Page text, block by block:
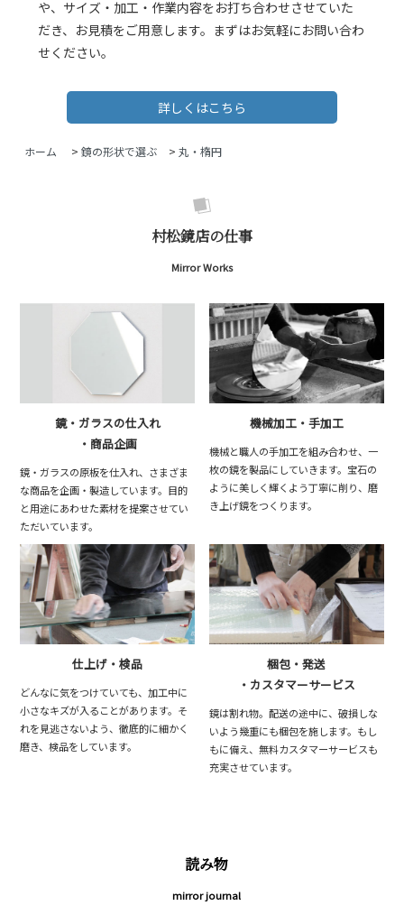
や、サイズ・加工・作業内容をお打ち合わせさせていた
だき、お見積をご用意します。まずはお気軽にお問い合わ
せください。
詳しくはこちら
ホーム >鏡の形状で選ぶ >丸・楕円
村松鏡店の仕事
Mirror Works
鏡・ガラスの仕入れ
・商品企画
鏡・ガラスの原板を仕入れ、さまざま
な商品を企画・製造しています。目的
と用途にあわせた素材を提案させてい
ただいています。
機械加工・手加工
機械と職人の手加工を組み合わせ、一
枚の鏡を製品にしていきます。宝石の
ように美しく輝くよう丁寧に削り、磨
き上げ鏡をつくります。
仕上げ・検品
どんなに気をつけていても、加工中に
小さなキズが入ることがあります。そ
れを見逃さないよう、徹底的に細かく
磨き、検品をしています。
梱包・発送
・カスタマーサービス
鏡は割れ物。配送の途中に、破損しな
いよう幾重にも梱包を施します。もし
もに備え、無料カスタマーサービスも
充実させています。
読み物
mirror journal